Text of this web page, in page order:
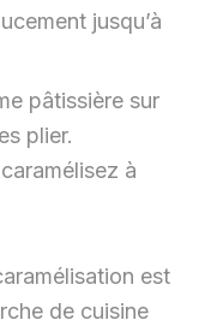
jusqu’à
pâtissière sur
plier.
à
est
de cuisine